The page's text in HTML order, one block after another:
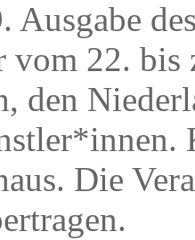
vom 22.
den
Die